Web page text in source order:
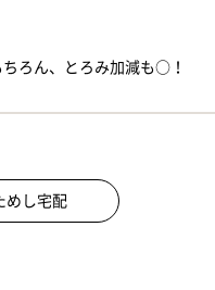
ろん、とろみ加減も○！
めし宅配